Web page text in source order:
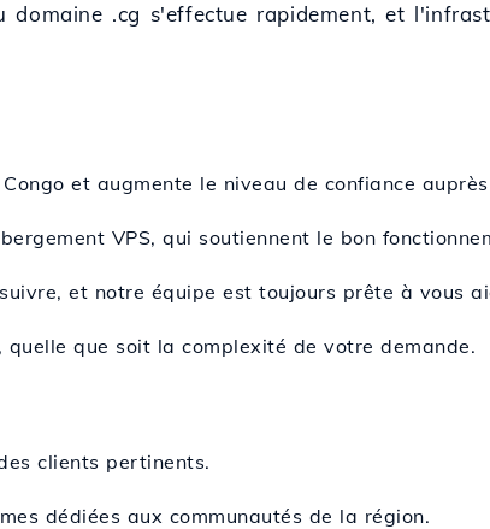
.cg s'effectue rapidement, et
et augmente le niveau de confiance
VPS, qui soutiennent le bon
et notre équipe est toujours prête à vous
que soit la complexité de votre demande.
clients pertinents.
dédiées aux communautés de la région.